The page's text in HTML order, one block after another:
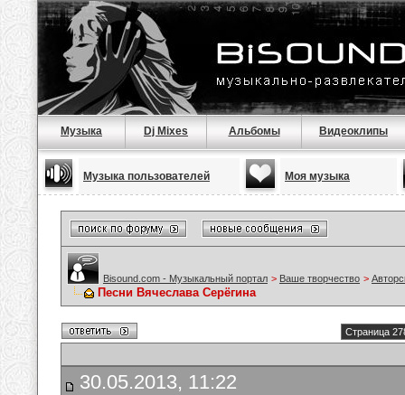
Музыка Dj Mixes Альбомы Видеоклипы
Музыка пользователей Моя музыка
Bisound.com - Музыкальный портал > Ваше творчество >
Песни Вячеслава Серёгина
Страница
30.05.2013, 11:22